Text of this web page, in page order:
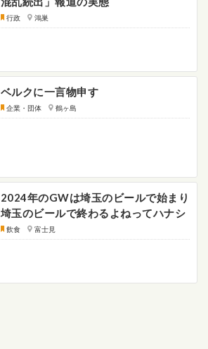
行政 鴻巣
ベルクに一言物申す
企業・団体 鶴ヶ島
2024年のGWは埼玉のビールで始まり
埼玉のビールで終わるよねってハナシ
飲食 富士見